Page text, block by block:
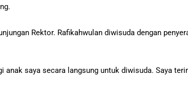
Rektor. Rafikahwulan diwisuda dengan
saya secara langsung untuk diwisuda. Saya